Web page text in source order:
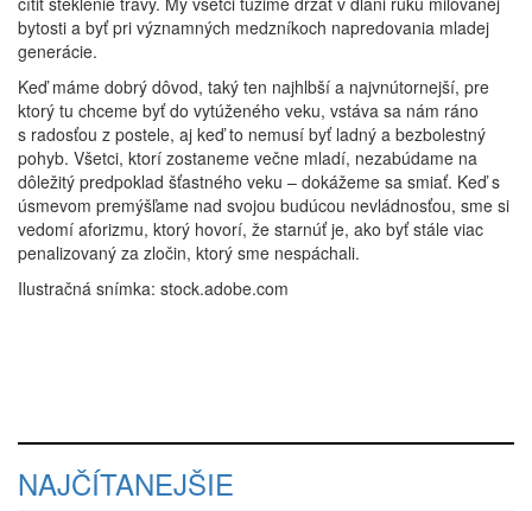
bytosti a byť pri významných medzníkoch napredovania mladej
generácie.
Keď máme dobrý dôvod, taký ten najhlbší a najvnútornejší, pre
ktorý tu chceme byť do vytúženého veku, vstáva sa nám ráno
s radosťou z postele, aj keď to nemusí byť ladný a bezbolestný
pohyb. Všetci, ktorí zostaneme večne mladí, nezabúdame na
dôležitý predpoklad šťastného veku – dokážeme sa smiať. Keď s
úsmevom premýšľame nad svojou budúcou nevládnosťou, sme si
vedomí aforizmu, ktorý hovorí, že starnúť je, ako byť stále viac
penalizovaný za zločin, ktorý sme nespáchali.
Ilustračná snímka: stock.adobe.com
NAJČÍTANEJŠIE